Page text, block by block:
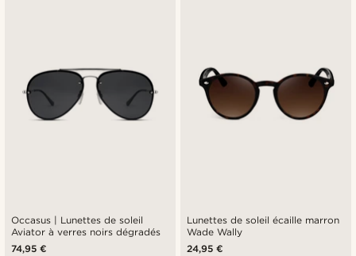
Occasus | Lunettes de soleil
Aviator à verres noirs dégradés
74,95 €
Lunettes de soleil écaille marron
Wade Wally
24,95 €